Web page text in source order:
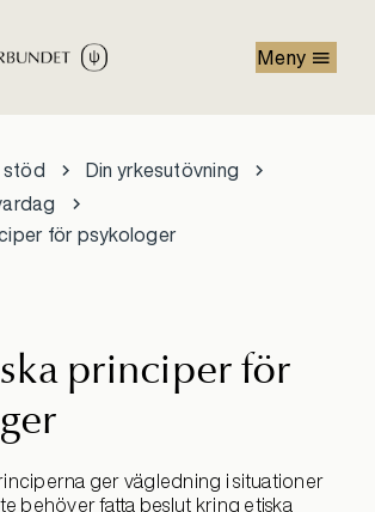
Meny
stöd
Din yrkesutövning
för psykologer
principer för
ger vägledning i situationer
behöver fatta beslut kring etiska